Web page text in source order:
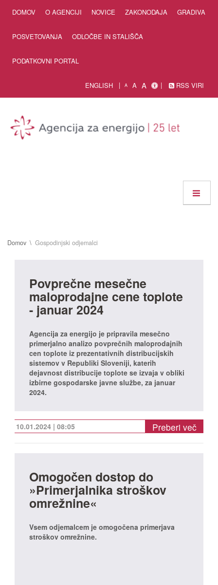
DOMOV O AGENCIJI NOVICE ZAKONODAJA GRADIVA
POSVETOVANJA ODLOČBE IN STALIŠČA
PODATKOVNI PORTAL
ENGLISH A A A RSS VIRI
Domov Gospodinjski odjemalci
Povprečne mesečne
maloprodajne cene toplote
- januar 2024
Agencija za energijo je pripravila mesečno
primerjalno analizo povprečnih maloprodajnih
cen toplote iz prezentativnih distribucijskih
sistemov v Republiki Sloveniji, katerih
dejavnost distribucije toplote se izvaja v obliki
izbirne gospodarske javne službe, za januar
2024.
10.01.2024 | 08:05 Preberi več
Omogočen dostop do
»Primerjalnika stroškov
omrežnine«
Vsem odjemalcem je omogočena primerjava
stroškov omrežnine.